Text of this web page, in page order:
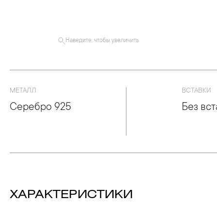
Наведите, чтобы увеличить
МЕТАЛЛ
Серебро 925
ВСТАВКИ
Без
ХАРАКТЕРИСТИКИ